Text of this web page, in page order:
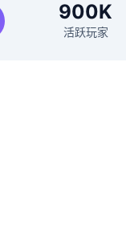
900K
活跃玩家